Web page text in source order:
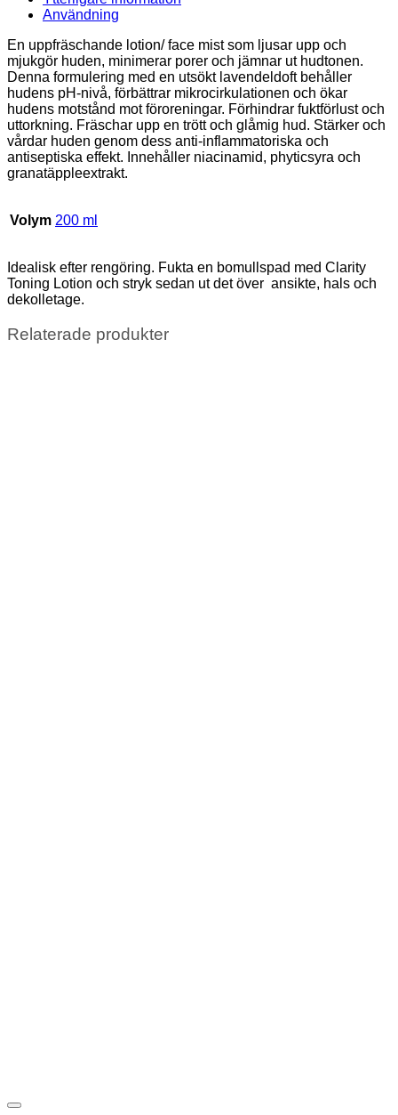
Användning
En uppfräschande lotion/ face mist som ljusar upp och
mjukgör huden, minimerar porer och jämnar ut hudtonen.
Denna formulering med en utsökt lavendeldoft behåller
hudens pH-nivå, förbättrar mikrocirkulationen och ökar
hudens motstånd mot föroreningar. Förhindrar fuktförlust och
uttorkning. Fräschar upp en trött och glåmig hud. Stärker och
vårdar huden genom dess anti-inflammatoriska och
antiseptiska effekt. Innehåller niacinamid, phyticsyra och
granatäppleextrakt.
Volym 200 ml
Idealisk efter rengöring. Fukta en bomullspad med Clarity
Toning Lotion och stryk sedan ut det över ansikte, hals och
dekolletage.
Relaterade produkter